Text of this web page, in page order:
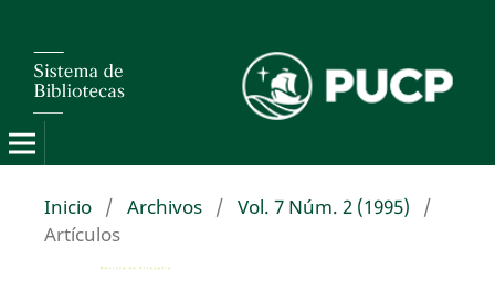
Inicio / Archivos / Vol. 7 Núm. 2 (1995)
/
Artículos